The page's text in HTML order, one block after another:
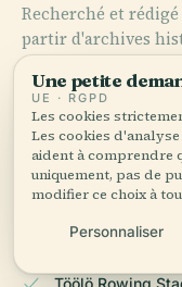
Recherché et
partir d'archives
et de
Dernière révision :
Discovering
Olympic Site,
Töölö Rowing
Une petite
UE · RGPD
Les cookies
Les cookies
aident à comprendre
uniquement, pas de
modifier ce choix à
Personnaliser